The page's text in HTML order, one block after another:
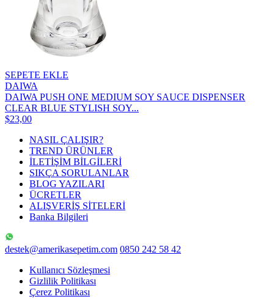
SEPETE EKLE
DAIWA
DAIWA PUSH ONE MEDIUM SOY SAUCE DISPENSER
CLEAR BLUE STYLISH SOY...
$23,00
NASIL ÇALIŞIR?
TREND ÜRÜNLER
İLETİŞİM BİLGİLERİ
SIKÇA SORULANLAR
BLOG YAZILARI
ÜCRETLER
ALIŞVERİŞ SİTELERİ
Banka Bilgileri
destek@amerikasepetim.com 0850 242 58 42
Kullanıcı Sözleşmesi
Gizlilik Politikası
Çerez Politikası